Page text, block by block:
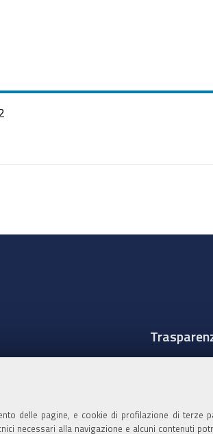
delle pagine, e cookie di profilazione di terze
necessari alla navigazione e alcuni contenuti
Pubblicità